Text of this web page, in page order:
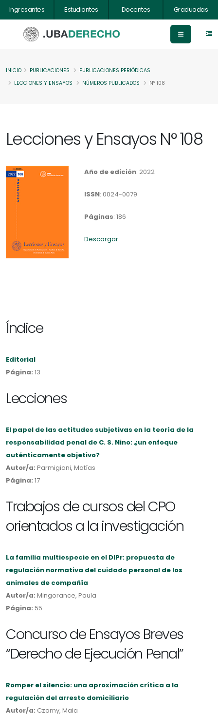
Ingresantes Estudiantes Docentes Graduadas
INICIO PUBLICACIONES
PUBLICACIONES PERIÓDICAS
LECCIONES Y ENSAYOS
NÚMEROS PUBLICADOS N° 108
Lecciones y Ensayos N° 108
Año de edición: 2022
ISSN: 0024-0079
Páginas: 186
Descargar
Índice
Editorial
Página: 13
Lecciones
El papel de las actitudes subjetivas en la teoría de la
responsabilidad penal de C. S. Nino: ¿un enfoque
auténticamente objetivo?
Autor/a: Parmigiani, Matías
Página: 17
Trabajos de cursos del CPO
orientados a la investigación
La familia multiespecie en el DIPr: propuesta de
regulación normativa del cuidado personal de los
animales de compañía
Autor/a: Mingorance, Paula
Página: 55
Concurso de Ensayos Breves
“Derecho de Ejecución Penal”
Romper el silencio: una aproximación crítica a la
regulación del arresto domiciliario
Autor/a: Czarny, Maia